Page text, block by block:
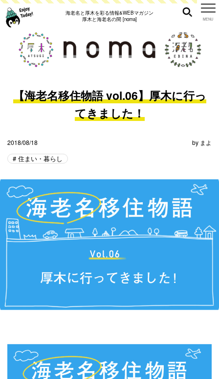
海老名と厚木を彩る情報&WEBマガジン
厚木と海老名の間 [noma]
【海老名移住物語 vol.06】厚木に行っ
てきました！
2018/08/18 by まよ
住まい・暮らし